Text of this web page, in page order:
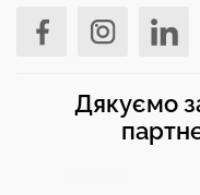
Дякуємо